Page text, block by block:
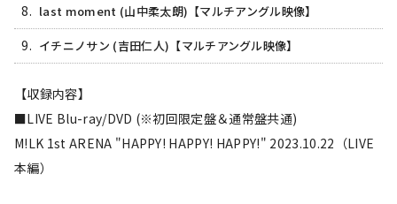
8. last moment (山中柔太朗)【マルチアングル映像】
9. イチニノサン (吉田仁人)【マルチアングル映像】
【収録内容】
■LIVE Blu-ray/DVD (※初回限定盤＆通常盤共通)
M!LK 1st ARENA "HAPPY! HAPPY! HAPPY!" 2023.10.22（LIVE
本編）